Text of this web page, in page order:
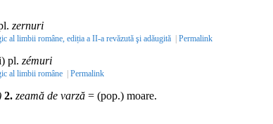
zernuri
al limbii române, ediția a II-a revăzută şi adăugită | Permalink
pl. zémuri
al limbii române | Permalink
2. zeamă de varză = (pop.) moare.